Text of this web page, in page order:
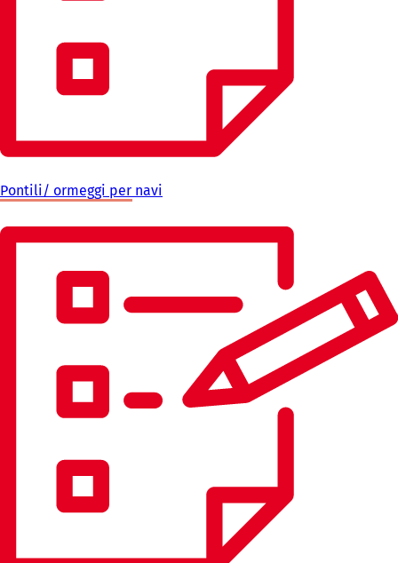
Pontili/ ormeggi per navi